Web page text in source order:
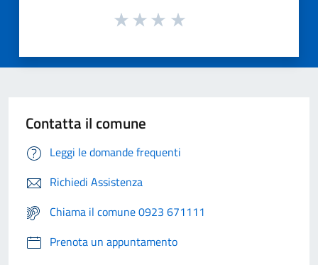
Contatta il comune
Leggi le domande frequenti
Richiedi Assistenza
Chiama il comune 0923 671111
Prenota un appuntamento